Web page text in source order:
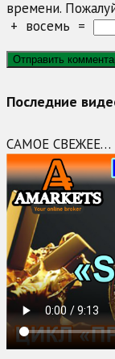
времени.
+ восемь =
Последние
САМОЕ СВЕЖЕЕ…